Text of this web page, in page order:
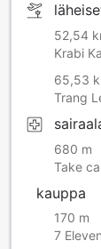
52,54
Krabi
65,53
Trang
680 m
Take
kauppa
170 m
7 Eleven